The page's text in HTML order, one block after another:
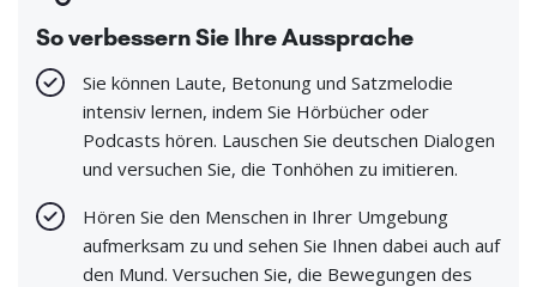
So verbessern Sie Ihre Aussprache
Sie können Laute, Betonung und Satzmelodie
intensiv lernen, indem Sie Hörbücher oder
Podcasts hören. Lauschen Sie deutschen Dialogen
und versuchen Sie, die Tonhöhen zu imitieren.
Hören Sie den Menschen in Ihrer Umgebung
aufmerksam zu und sehen Sie Ihnen dabei auch auf
den Mund. Versuchen Sie, die Bewegungen des